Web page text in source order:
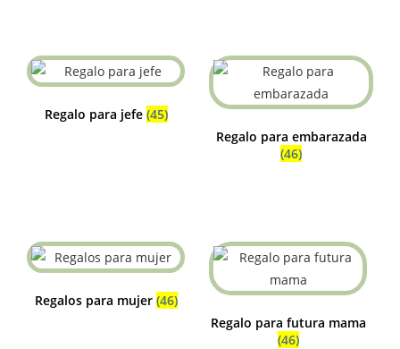
Regalo para jefe (45)
Regalo para embarazada
(46)
Regalos para mujer (46)
Regalo para futura mama
(46)